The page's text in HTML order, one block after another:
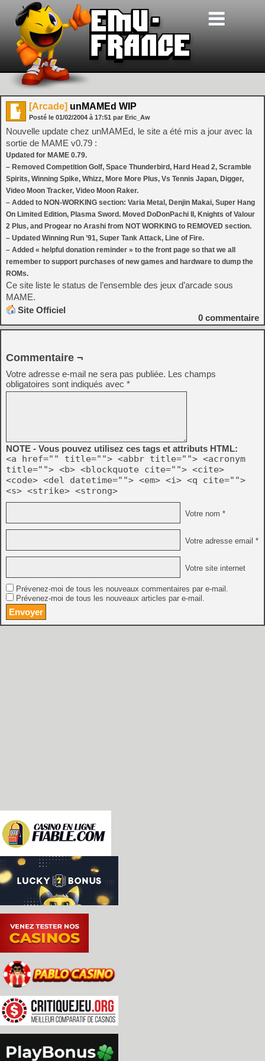
[Arcade] unMAMEd WIP
Posté le 01/02/2004 à 17:51 par Eric_Aw
Nouvelle update chez unMAMEd, le site a été mis a jour avec la
sortie de MAME v0.79 :
Updated for MAME 0.79.
– Removed Competition Golf, Space Thunderbird, Hard Head 2, Scramble
Spirits, Winning Spike, Whizz, More More Plus, Vs Tennis Japan, Digger,
Video Moon Tracker, Video Moon Raker.
– Added to NON-WORKING section: Varia Metal, Denjin Makai, Super Hang
On Limited Edition, Plasma Sword. Moved DoDonPachi II, Knights of Valour
2 Plus, and Progear no Arashi from NOT WORKING to REMOVED section.
– Updated Winning Run ’91, Super Tank Attack, Line of Fire.
– Added « helpful donation reminder » to the front page so that we all
remember to support purchases of new games and hardware to dump the
ROMs.
Ce site liste le status de l’ensemble des jeux d’arcade sous
MAME.
Site Officiel
0 commentaire
Commentaire ¬
Votre adresse e-mail ne sera pas publiée. Les champs
obligatoires sont indiqués avec *
NOTE - Vous pouvez utilisez ces tags et attributs HTML:
<a href="" title=""> <abbr title=""> <acronym
title=""> <b> <blockquote cite=""> <cite>
<code> <del datetime=""> <em> <i> <q cite="">
<s> <strike> <strong>
Votre nom *
Votre adresse email *
Votre site internet
Prévenez-moi de tous les nouveaux commentaires par e-mail.
Prévenez-moi de tous les nouveaux articles par e-mail.